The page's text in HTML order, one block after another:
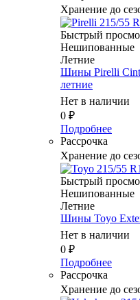
Хранение до
Быстрый
Нешипованные
Летние
Шины Pirelli
летние
Нет в наличии
0 ₽
Подробнее
Рассрочка
Хранение до
Быстрый
Нешипованные
Летние
Шины Toyo
Нет в наличии
0 ₽
Подробнее
Рассрочка
Хранение до